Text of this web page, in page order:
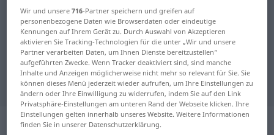
Tschechisch-Deutsch Wörterbuch azbuka
Tschechisch-Deutsch Übersetzung
für "azbuka"
"azbuka" Deutsch Übersetzung
„azbuka“: feminin
Wir und unsere716-Partner speichern und greifen auf
personenbezogene Daten wie Browserdaten oder eindeutige
Kennungen auf Ihrem Gerät zu. Durch Auswahl von Akzeptieren
aktivieren Sie Tracking-Technologien für die unter „Wir und unsere
Partner verarbeiten Daten, um Ihnen Dienste bereitzustellen“
aufgeführten Zwecke. Wenn Tracker deaktiviert sind, sind manche
Inhalte und Anzeigen möglicherweise nicht mehr so relevant für Sie. Sie
können dieses Menü jederzeit wieder aufrufen, um Ihre Einstellungen zu
ändern oder Ihre Einwilligung zu widerrufen, indem Sie auf den Link
Privatsphäre-Einstellungen am unteren Rand der Webseite klicken. Ihre
Einstellungen gelten innerhalb unseres Website. Weitere Informationen
finden Sie in unserer Datenschutzerklärung.